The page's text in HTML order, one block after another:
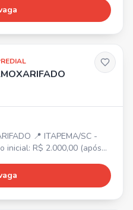
Vale Alimentação,
Necessário experiência
SC -
inicial: R$ 2.000,00 (após
e cuidar do estoque;
peças e materiais à